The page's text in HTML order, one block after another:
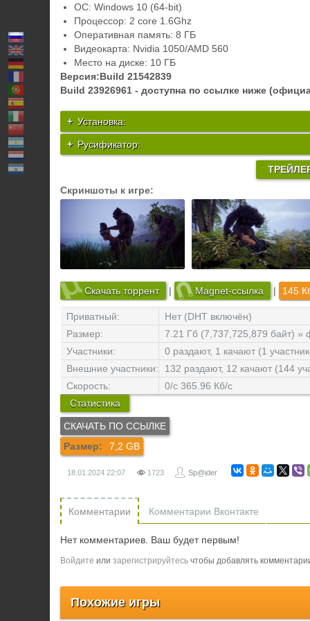
ОС: Windows 10 (64-bit)
Процессор: 2 core 1.6Ghz
Оперативная память: 8 ГБ
Видеокарта: Nvidia 1050/AMD 560
Место на диске: 10 ГБ
Версия:Build 21542839
Build 23926961 - доступна по ссылке ниже
Установка:
Русификатор:
Скриншоты к игре:
Скачать торрент | Magnet-ссылка | 145
Приватный:
Нет (DHT включён)
Размер:
7.21 Гб (7,737,725,879 байт) »
Участники:
0 раздают, 1 качают (1
Внешние участники:
132 раздают, 12 качают (144
Скорость:
0/c 365.96 Кб/c
Статистика
Размер: 7,2 GB
18.01.2024 22:07 1723 Sp@ider
Комментарии Комментарии Вконтакте
Нет комментариев. Ваш будет первым!
Войдите или зарегистрируйтесь чтобы добавлять
Похожие игры